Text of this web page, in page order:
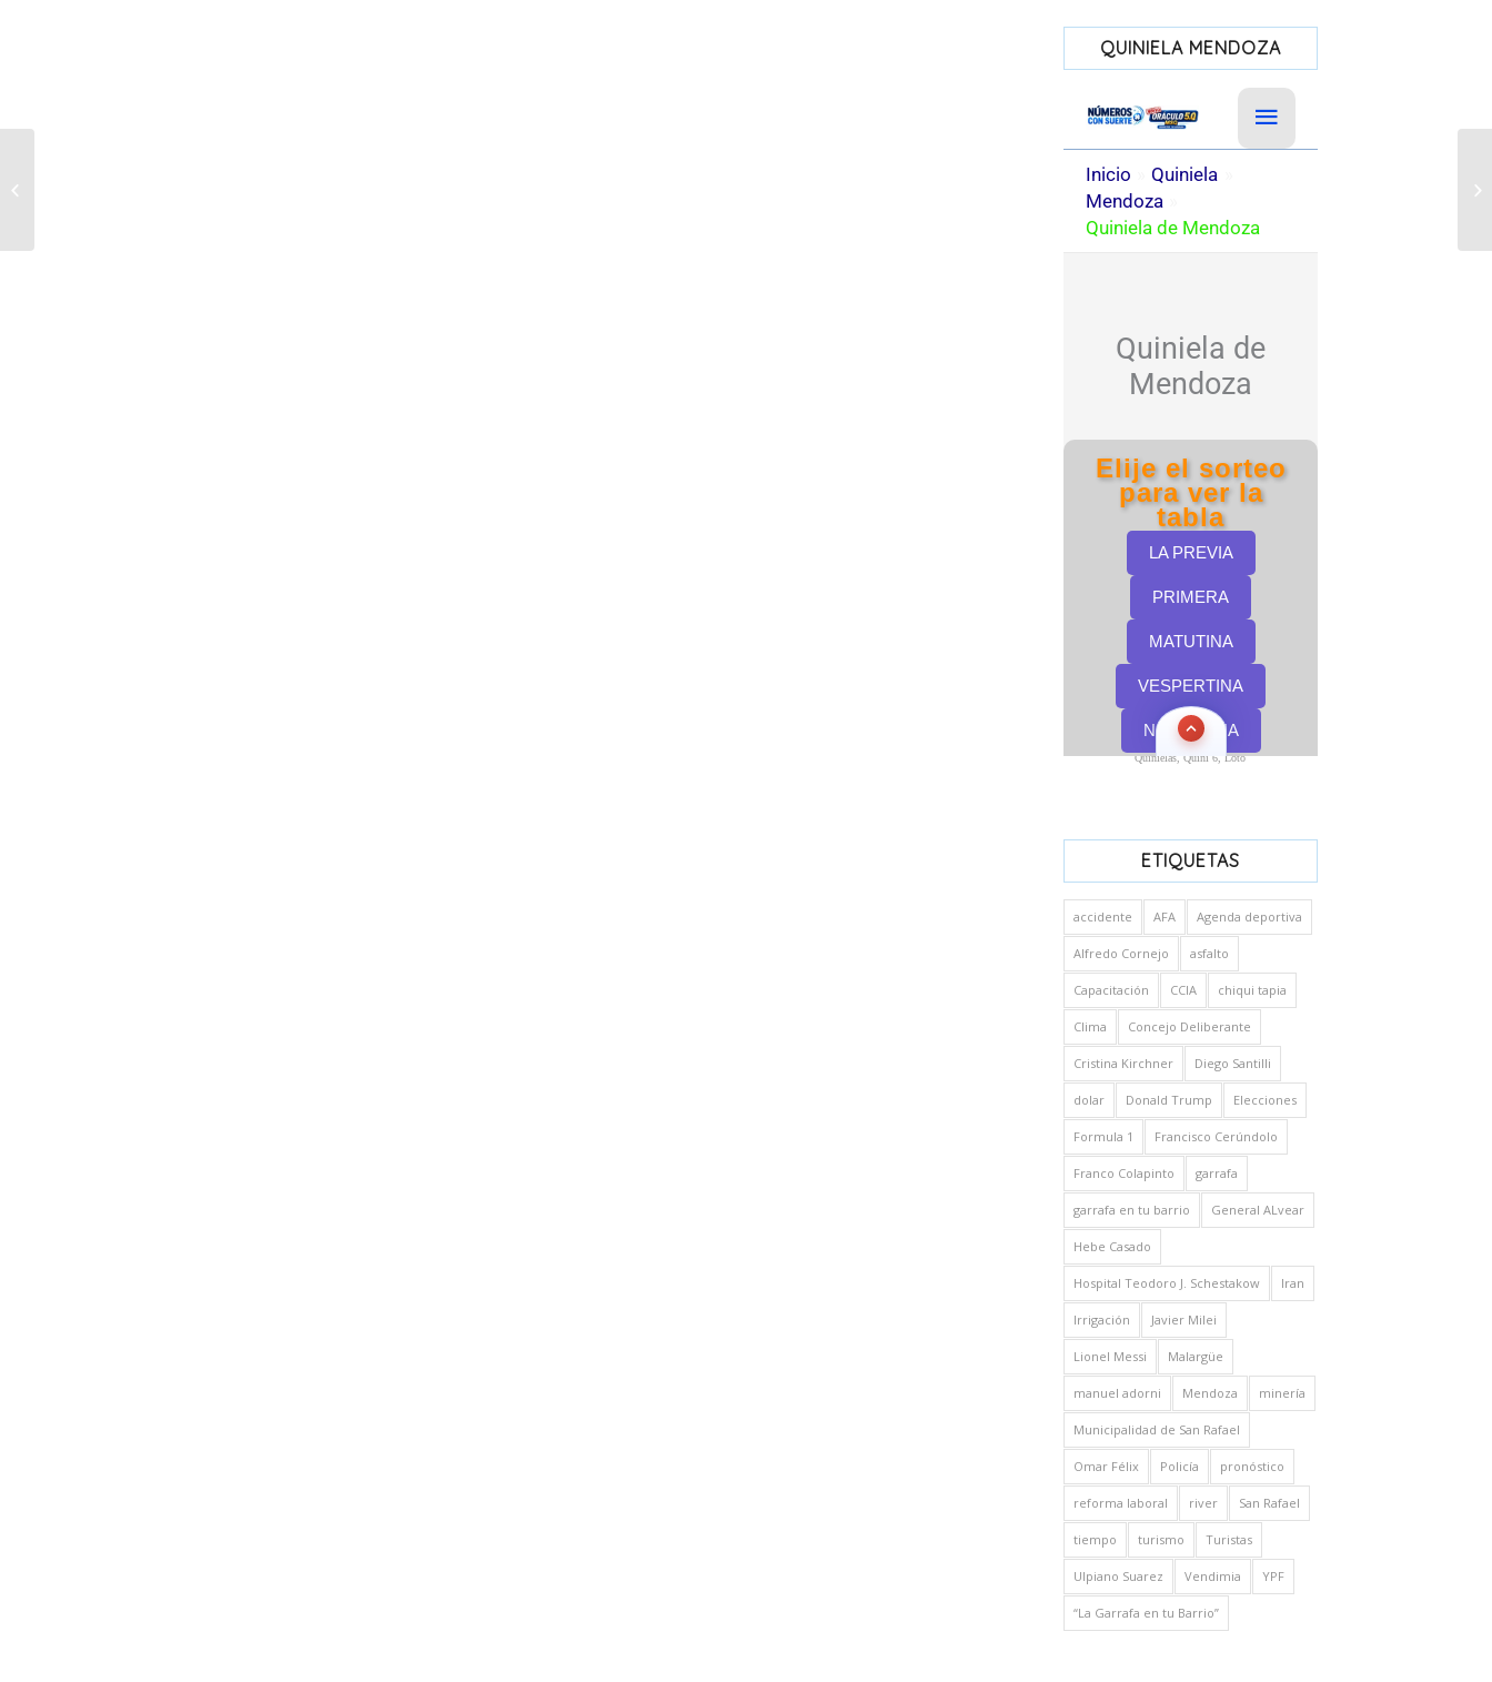
QUINIELA MENDOZA
Quinielas, Quini 6, Loto
ETIQUETAS
accidente AFA Agenda deportiva
Alfredo Cornejo asfalto
Capacitación CCIA chiqui tapia
Clima Concejo Deliberante
Cristina Kirchner Diego Santilli
dolar Donald Trump Elecciones
Formula 1 Francisco Cerúndolo
Franco Colapinto garrafa
garrafa en tu barrio General ALvear
Hebe Casado
Hospital Teodoro J. Schestakow Iran
Irrigación Javier Milei
Lionel Messi Malargüe
manuel adorni Mendoza minería
Municipalidad de San Rafael
Omar Félix Policía pronóstico
reforma laboral river San Rafael
tiempo turismo Turistas
Ulpiano Suarez Vendimia YPF
“La Garrafa en tu Barrio”